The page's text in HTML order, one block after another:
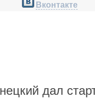
Вконтакте
дал